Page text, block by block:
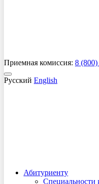
Приемная комиссия: 8
Русский English
Абитуриенту
Специальности